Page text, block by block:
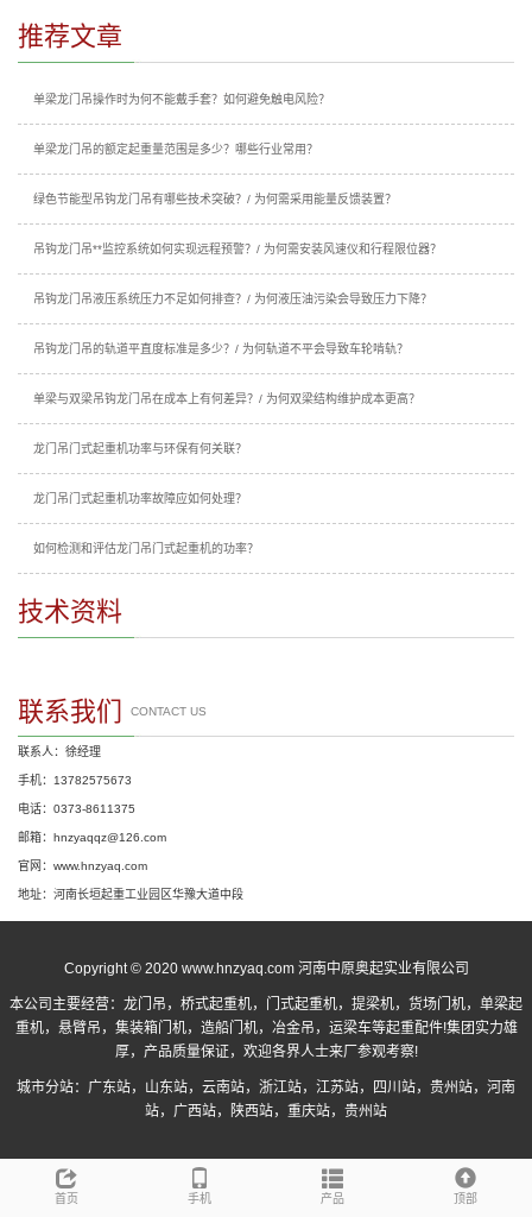
推荐文章
单梁龙门吊操作时为何不能戴手套？如何避免触电风险？
单梁龙门吊的额定起重量范围是多少？哪些行业常用？
绿色节能型吊钩龙门吊有哪些技术突破？/ 为何需采用能量反馈装置？
吊钩龙门吊**监控系统如何实现远程预警？/ 为何需安装风速仪和行程限位器？
吊钩龙门吊液压系统压力不足如何排查？/ 为何液压油污染会导致压力下降？
吊钩龙门吊的轨道平直度标准是多少？/ 为何轨道不平会导致车轮啃轨？
单梁与双梁吊钩龙门吊在成本上有何差异？/ 为何双梁结构维护成本更高？
龙门吊门式起重机功率与环保有何关联？
龙门吊门式起重机功率故障应如何处理？
如何检测和评估龙门吊门式起重机的功率？
技术资料
联系我们 CONTACT US
联系人：徐经理
手机：13782575673
电话：0373-8611375
邮箱：hnzyaqqz@126.com
官网：www.hnzyaq.com
地址：河南长垣起重工业园区华豫大道中段
首页 手机 产品 顶部
Copyright © 2020 www.hnzyaq.com 河南中原奥起实业有限公司
本公司主要经营： 龙门吊 ， 桥式起重机， 门式起重机，提梁机，货场门机，单梁起
重机，悬臂吊，集装箱门机，造船门机，冶金吊，运梁车等起重配件!集团实力雄
厚，产品质量保证，欢迎各界人士来厂参观考察!
城市分站： 广东站， 山东站， 云南站， 浙江站， 江苏站， 四川站， 贵州站， 河南
站， 广西站， 陕西站， 重庆站， 贵州站